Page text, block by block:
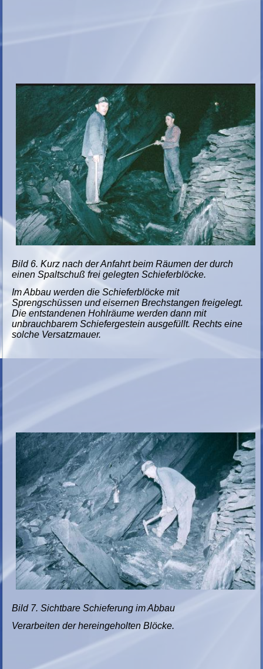
Bild 6. Kurz nach der Anfahrt beim Räumen der durch
einen Spaltschuß frei gelegten Schieferblöcke.
Im Abbau werden die Schieferblöcke mit
Sprengschüssen und eisernen Brechstangen freigelegt.
Die entstandenen Hohlräume werden dann mit
unbrauchbarem Schiefergestein ausgefüllt. Rechts eine
solche Versatzmauer.
Bild 7. Sichtbare Schieferung im Abbau
Verarbeiten der hereingeholten Blöcke.